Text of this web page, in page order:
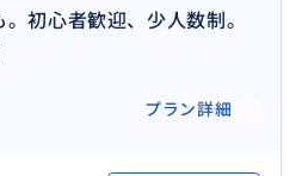
の土地の背景をやさしく紹
ミチギワディノング」が持つ
）にまつわる伝説、自
価値観、季節ごとに変わる
初心者歓迎、少人数制。
プラン詳細